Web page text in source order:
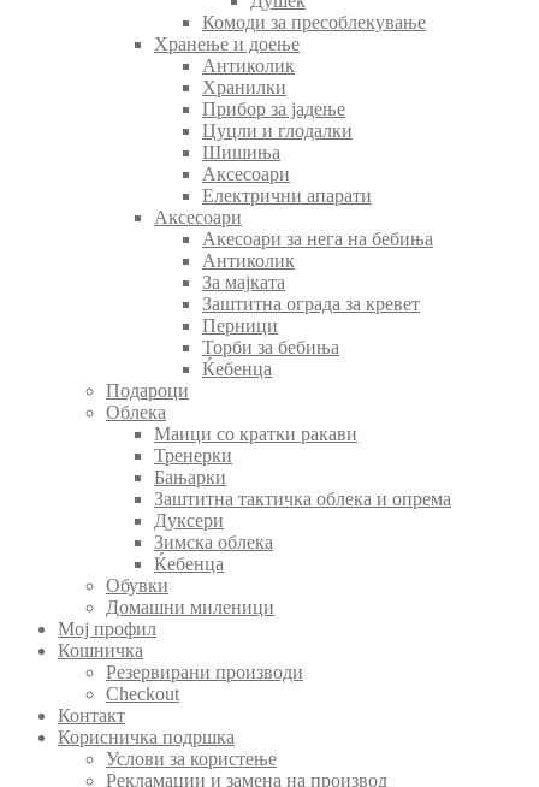
Комоди за пресоблекување
Хранење и доење
Антиколик
Хранилки
Прибор за јадење
Цуцли и глодалки
Шишиња
Аксесоари
Електрични апарати
Аксесоари
Акесоари за нега на бебиња
Антиколик
За мајката
Заштитна ограда за кревет
Перници
Торби за бебиња
Ќебенца
Подароци
Облека
Маици со кратки ракави
Тренерки
Бањарки
Заштитна тактичка облека и опрема
Дуксери
Зимска облека
Ќебенца
Обувки
Домашни миленици
Мој профил
Кошничка
Резервирани производи
Checkout
Контакт
Корисничка подршка
Услови за користење
Рекламации и замена на производ